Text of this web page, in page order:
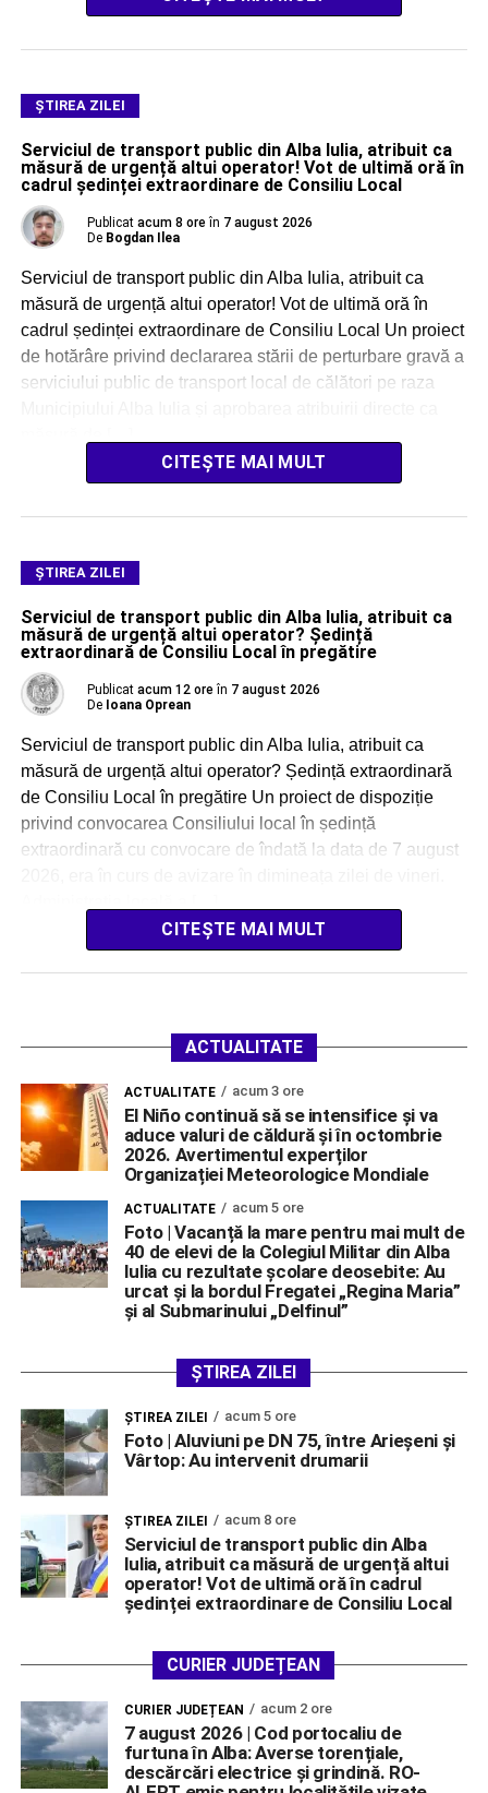
ŞTIREA ZILEI
Serviciul de transport public din Alba Iulia, atribuit ca
măsură de urgență altui operator! Vot de ultimă oră în
cadrul ședinței extraordinare de Consiliu Local
Publicat acum 8 ore în 7 august 2026
De Bogdan Ilea
Serviciul de transport public din Alba Iulia, atribuit ca
măsură de urgență altui operator! Vot de ultimă oră în
cadrul ședinței extraordinare de Consiliu Local Un proiect
de hotărâre privind declararea stării de perturbare gravă a
serviciului public de transport local de călători pe raza
CITEȘTE MAI MULT
ŞTIREA ZILEI
Serviciul de transport public din Alba Iulia, atribuit ca
măsură de urgență altui operator? Ședință
extraordinară de Consiliu Local în pregătire
Publicat acum 12 ore în 7 august 2026
De Ioana Oprean
Serviciul de transport public din Alba Iulia, atribuit ca
măsură de urgență altui operator? Ședință extraordinară
de Consiliu Local în pregătire Un proiect de dispoziție
privind convocarea Consiliului local în ședință
extraordinară cu convocare de îndată la data de 7 august
CITEȘTE MAI MULT
ACTUALITATE
ACTUALITATE acum 3 ore
El Niño continuă să se intensifice și va
aduce valuri de căldură și în octombrie
2026. Avertimentul experților
Organizației Meteorologice Mondiale
ACTUALITATE acum 5 ore
Foto | Vacanță la mare pentru mai mult de
40 de elevi de la Colegiul Militar din Alba
Iulia cu rezultate școlare deosebite: Au
urcat și la bordul Fregatei „Regina Maria”
și al Submarinului „Delfinul”
ȘTIREA ZILEI
ŞTIREA ZILEI acum 5 ore
Foto | Aluviuni pe DN 75, între Arieșeni și
Vârtop: Au intervenit drumarii
ŞTIREA ZILEI acum 8 ore
Serviciul de transport public din Alba
Iulia, atribuit ca măsură de urgență altui
operator! Vot de ultimă oră în cadrul
ședinței extraordinare de Consiliu Local
CURIER JUDEȚEAN
CURIER JUDEȚEAN acum 2 ore
7 august 2026 | Cod portocaliu de
furtuna în Alba: Averse torențiale,
descărcări electrice și grindină. RO-